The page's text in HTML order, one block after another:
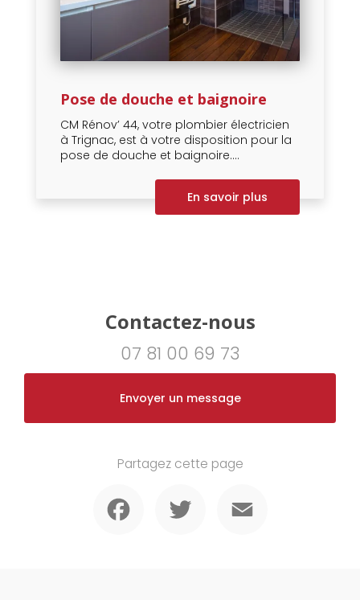
Pose de douche et baignoire
CM Rénov’ 44, votre plombier électricien
à Trignac, est à votre disposition pour la
pose de douche et baignoire....
En savoir plus
Contactez-nous
07 81 00 69 73
Envoyer un message
Partagez cette page